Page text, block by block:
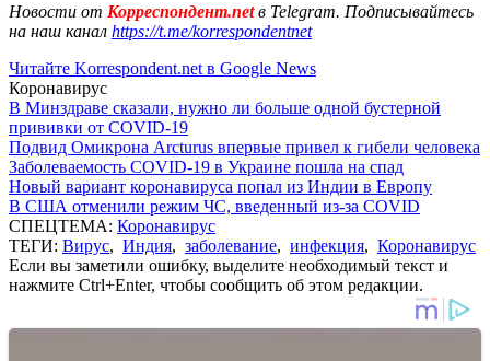
Новости от Корреспондент.netв Telegram. Подписывайтесь
на наш канал https://t.me/korrespondentnet
Читайте Korrespondent.net в Google News
Коронавирус
В Минздраве сказали, нужно ли больше одной бустерной
прививки от COVID-19
Подвид Омикрона Arcturus впервые привел к гибели человека
Заболеваемость COVID-19 в Украине пошла на спад
Новый вариант коронавируса попал из Индии в Европу
В США отменили режим ЧС, введенный из-за COVID
СПЕЦТЕМА: Коронавирус
ТЕГИ: Вирус, Индия, заболевание, инфекция, Коронавирус
Если вы заметили ошибку, выделите необходимый текст и
нажмите Ctrl+Enter, чтобы сообщить об этом редакции.